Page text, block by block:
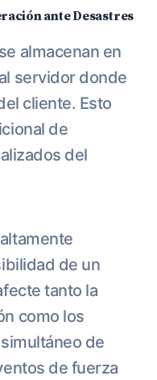
ante Desastres
almacenan en
al servidor donde
cliente. Esto
de
del
de un
tanto la
como los
de
de fuerza